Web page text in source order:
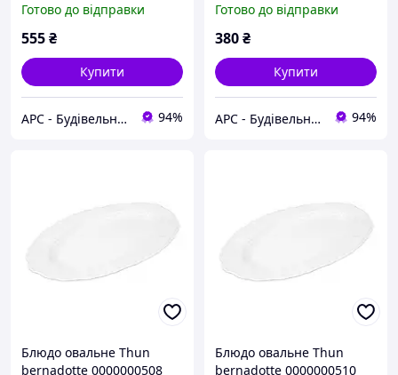
Готово до відправки
555₴
Купити
АРС - Будівельний інтернет-гіпермаркет 94%
Готово до відправки
380₴
Купити
АРС - Будівельний інтернет-гіпермаркет 94%
Блюдо овальне Thun
bernadotte 0000000508
Блюдо овальне Thun
bernadotte 0000000510